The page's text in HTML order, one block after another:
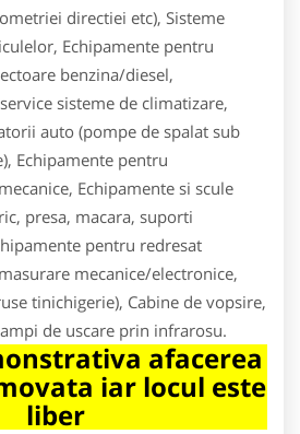
directiei etc), Sisteme
Echipamente pentru
benzina/diesel,
sisteme de climatizare,
auto (pompe de spalat sub
Echipamente pentru
Echipamente si scule
presa, macara, suporti
pentru redresat
mecanice/electronice,
tinichigerie), Cabine de vopsire,
de uscare prin infrarosu.
afacerea
iar locul este
liber